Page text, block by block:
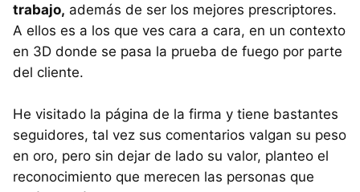
trabajo, además de ser los mejores prescriptores.
A ellos es a los que ves cara a cara, en un contexto
en 3D donde se pasa la prueba de fuego por parte
del cliente.
He visitado la página de la firma y tiene bastantes
seguidores, tal vez sus comentarios valgan su peso
en oro, pero sin dejar de lado su valor, planteo el
reconocimiento que merecen las personas que